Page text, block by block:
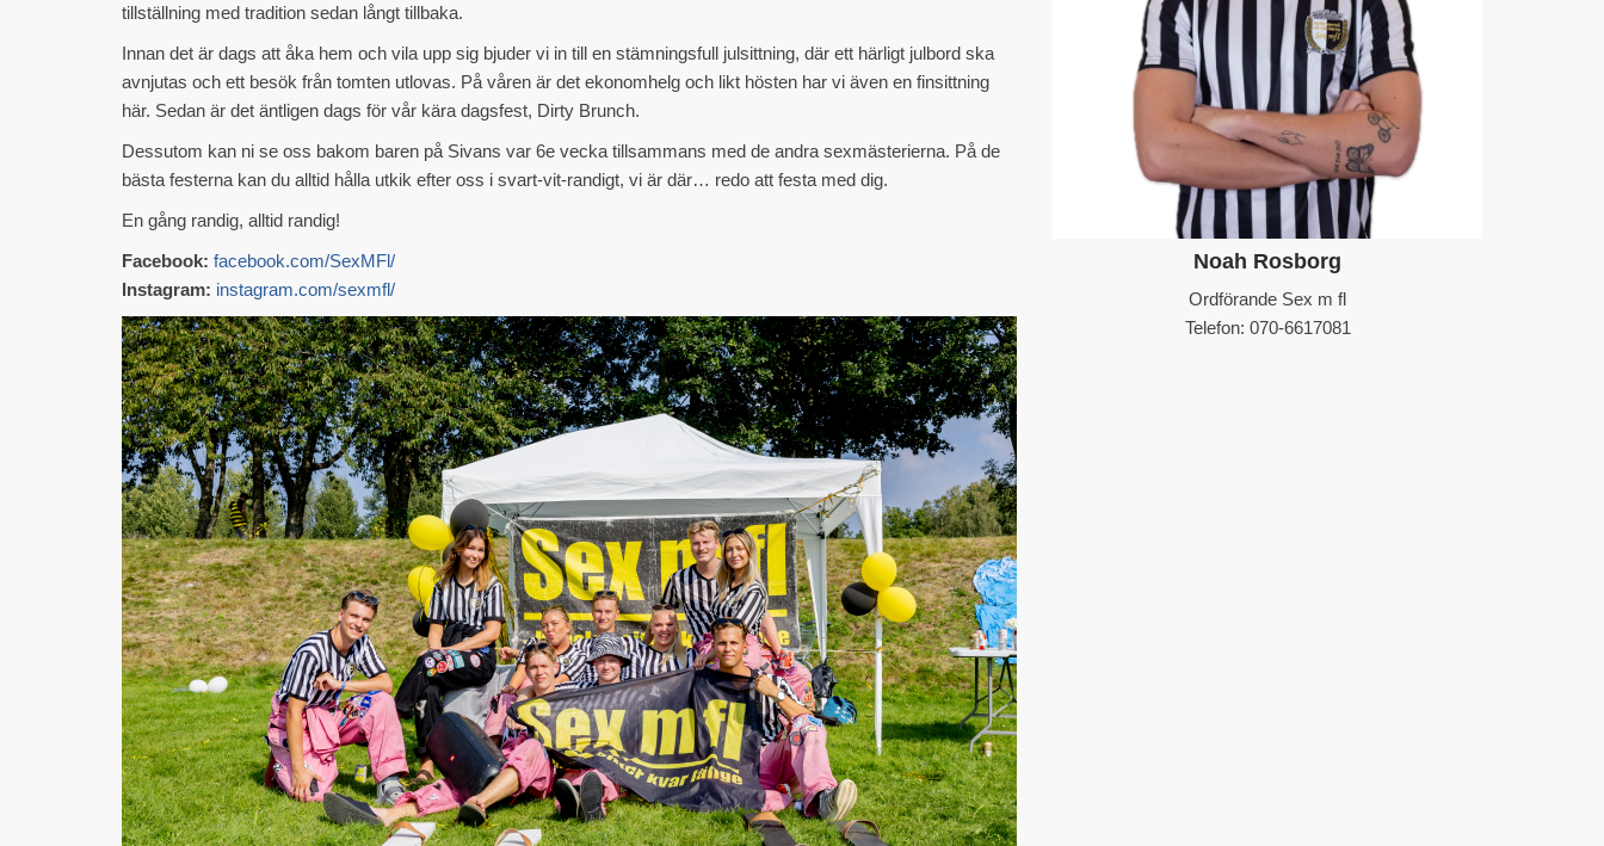
tillställning med tradition sedan långt tillbaka.
Innan det är dags att åka hem och vila upp sig bjuder vi in till en stämningsfull julsittning, där ett härligt julbord ska
avnjutas och ett besök från tomten utlovas. På våren är det ekonomhelg och likt hösten har vi även en finsittning
här. Sedan är det äntligen dags för vår kära dagsfest, Dirty Brunch.
Dessutom kan ni se oss bakom baren på Sivans var 6e vecka tillsammans med de andra sexmästerierna. På de
bästa festerna kan du alltid hålla utkik efter oss i svart-vit-randigt, vi är där… redo att festa med dig.
En gång randig, alltid randig!
Facebook: facebook.com/SexMFl/
Instagram: instagram.com/sexmfl/
Noah Rosborg
Ordförande Sex m fl
Telefon: 070-6617081